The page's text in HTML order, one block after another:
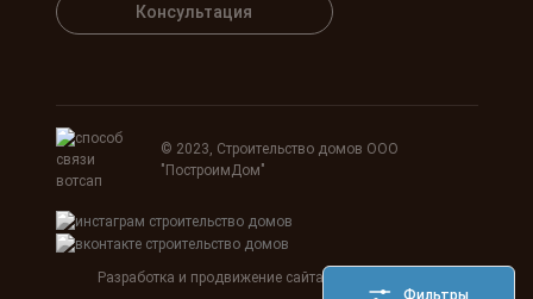
Фильтры
Консультация
© 2023, Строительство домов ООО
"ПостроимДом"
Разработка и продвижение сайта